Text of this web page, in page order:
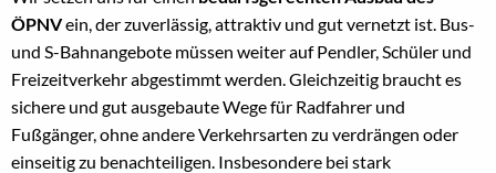
ÖPNVein, der zuverlässig, attraktiv und gut vernetzt ist. Bus-
und S-Bahnangebote müssen weiter auf Pendler, Schüler und
Freizeitverkehr abgestimmt werden. Gleichzeitig braucht es
sichere und gut ausgebaute Wege für Radfahrer und
Fußgänger, ohne andere Verkehrsarten zu verdrängen oder
einseitig zu benachteiligen. Insbesondere bei stark